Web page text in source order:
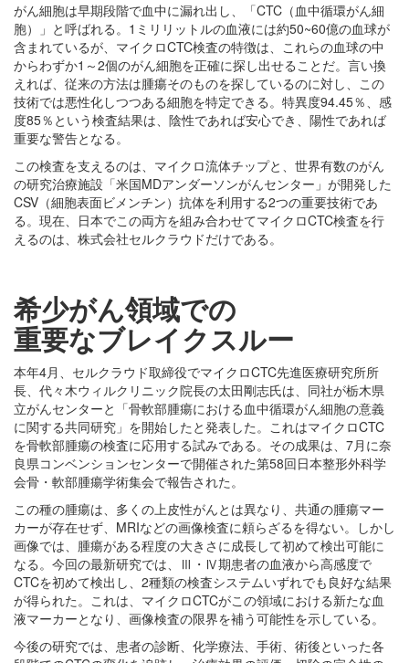
がん細胞は早期段階で血中に漏れ出し、「CTC（血中循環がん細
胞）」と呼ばれる。1ミリリットルの血液には約50~60億の血球が
含まれているが、マイクロCTC検査の特徴は、これらの血球の中
からわずか1～2個のがん細胞を正確に探し出せることだ。言い換
えれば、従来の方法は腫瘍そのものを探しているのに対し、この
技術では悪性化しつつある細胞を特定できる。特異度94.45％、感
度85％という検査結果は、陰性であれば安心でき、陽性であれば
重要な警告となる。
この検査を支えるのは、マイクロ流体チップと、世界有数のがん
の研究治療施設「米国MDアンダーソンがんセンター」が開発した
CSV（細胞表面ビメンチン）抗体を利用する2つの重要技術であ
る。現在、日本でこの両方を組み合わせてマイクロCTC検査を行
えるのは、株式会社セルクラウドだけである。
希少がん領域での
重要なブレイクスルー
本年4月、セルクラウド取締役でマイクロCTC先進医療研究所所
長、代々木ウィルクリニック院長の太田剛志氏は、同社が栃木県
立がんセンターと「骨軟部腫瘍における血中循環がん細胞の意義
に関する共同研究」を開始したと発表した。これはマイクロCTC
を骨軟部腫瘍の検査に応用する試みである。その成果は、7月に奈
良県コンベンションセンターで開催された第58回日本整形外科学
会骨・軟部腫瘍学術集会で報告された。
この種の腫瘍は、多くの上皮性がんとは異なり、共通の腫瘍マー
カーが存在せず、MRIなどの画像検査に頼らざるを得ない。しかし
画像では、腫瘍がある程度の大きさに成長して初めて検出可能に
なる。今回の最新研究では、Ⅲ・Ⅳ期患者の血液から高感度で
CTCを初めて検出し、2種類の検査システムいずれでも良好な結果
が得られた。これは、マイクロCTCがこの領域における新たな血
液マーカーとなり、画像検査の限界を補う可能性を示している。
今後の研究では、患者の診断、化学療法、手術、術後といった各